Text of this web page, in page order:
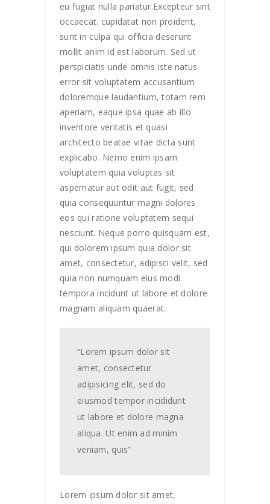
eu fugiat nulla pariatur.Excepteur sint
occaecat. cupidatat non proident,
sunt in culpa qui officia deserunt
mollit anim id est laborum. Sed ut
perspiciatis unde omnis iste natus
error sit voluptatem accusantium
doloremque laudantium, totam rem
aperiam, eaque ipsa quae ab illo
inventore veritatis et quasi
architecto beatae vitae dicta sunt
explicabo. Nemo enim ipsam
voluptatem quia voluptas sit
aspernatur aut odit aut fugit, sed
quia consequuntur magni dolores
eos qui ratione voluptatem sequi
nesciunt. Neque porro quisquam est,
qui dolorem ipsum quia dolor sit
amet, consectetur, adipisci velit, sed
quia non numquam eius modi
tempora incidunt ut labore et dolore
magnam aliquam quaerat.
“Lorem ipsum dolor sit
amet, consectetur
adipisicing elit, sed do
eiusmod tempor incididunt
ut labore et dolore magna
aliqua. Ut enim ad minim
veniam, quis”
Lorem ipsum dolor sit amet,